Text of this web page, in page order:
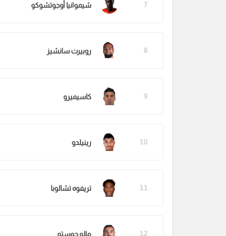
7 شيموانيا أوجوتشوكو
8 روبيرت سانشيز
9 كاسيميرو
10 رينيلدو
11 تريفوه تشالوبا
12 مالو جوستو